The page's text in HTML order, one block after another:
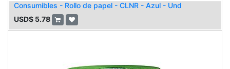
Consumibles - Rollo de papel - CLNR - Azul - Und
USD$ 5.78